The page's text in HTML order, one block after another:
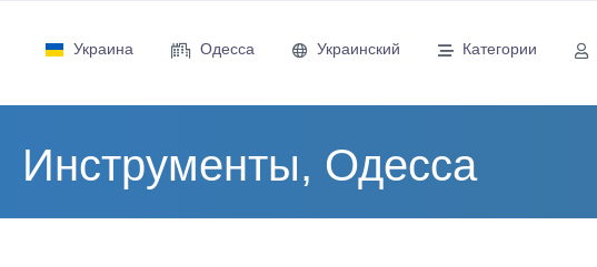
Украина Одесса Украинский Категории
Инструменты, Одесса